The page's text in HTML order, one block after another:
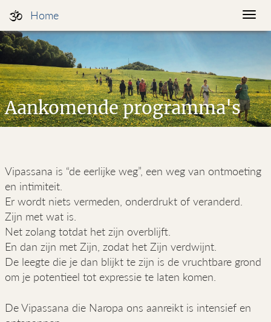
Home
Aankomende programma's
Vipassana is “de eerlijke weg”, een weg van ontmoeting
en intimiteit.
Er wordt niets vermeden, onderdrukt of veranderd.
Zijn met wat is.
Net zolang totdat het zijn overblijft.
En dan zijn met Zijn, zodat het Zijn verdwijnt.
De leegte die je dan blijkt te zijn is de vruchtbare grond
om je potentieel tot expressie te laten komen.
De Vipassana die Naropa ons aanreikt is intensief en